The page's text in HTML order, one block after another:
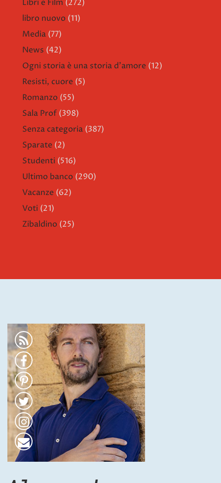
Libri e Film (272)
libro nuovo (11)
Media (77)
News (42)
Ogni storia è una storia d'amore (12)
Resisti, cuore (5)
Romanzo (55)
Sala Prof (398)
Senza categoria (387)
Sparate (2)
Studenti (516)
Ultimo banco (290)
Vacanze (62)
Voti (21)
Zibaldino (25)